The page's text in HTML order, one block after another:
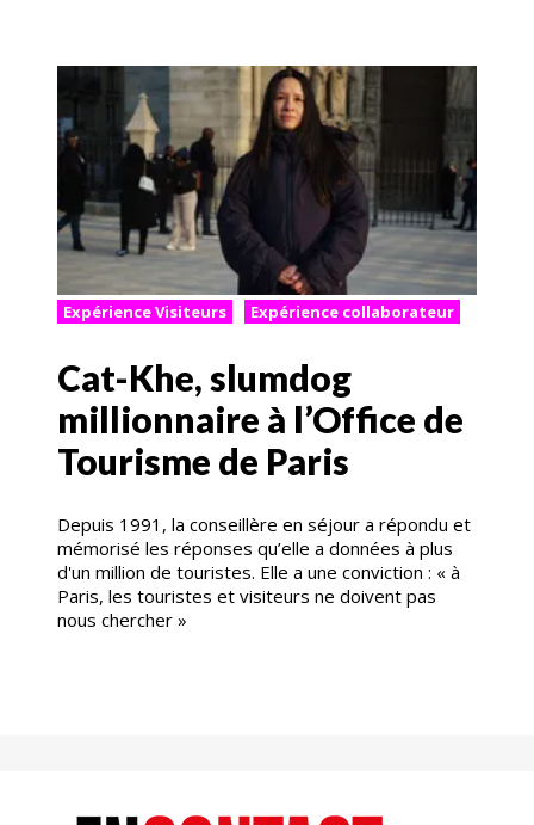
Expérience Visiteurs Expérience collaborateur
Cat-Khe, slumdog
millionnaire à l’Office de
Tourisme de Paris
Depuis 1991, la conseillère en séjour a répondu et
mémorisé les réponses qu’elle a données à plus
d'un million de touristes. Elle a une conviction : « à
Paris, les touristes et visiteurs ne doivent pas
nous chercher »